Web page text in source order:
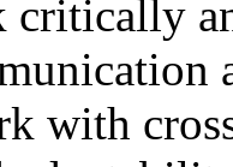
with